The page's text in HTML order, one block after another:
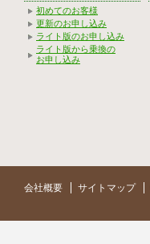
初めてのお客様
更新のお申し込み
ライト版のお申し込み
ライト版から乗換の
お申し込み
会社概要 サイトマップ